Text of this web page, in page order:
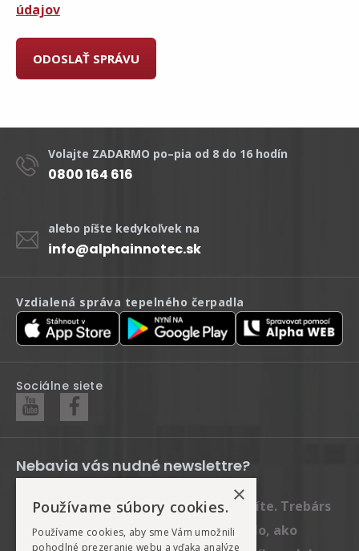
údajov
Volajte ZADARMO po–pia od 8 do 16 hodín
0800 164 616
alebo píšte kedykoľvek na
info@alphainnotec.sk
Vzdialená správa tepelného čerpadla
Sociálne siete
Nebavia vás nudné newslettre?
Posielame len rady a tipy, ktoré oceníte. Trebárs
ako si správne vybrať tepelné čerpadlo, ako
×
Používame súbory cookies.
Používame cookies, aby sme Vám umožnili
pohodlné prezeranie webu a vďaka analýze